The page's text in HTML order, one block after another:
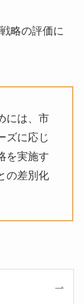
略の評価に
には、市
ズに応じ
を実施す
の差別化